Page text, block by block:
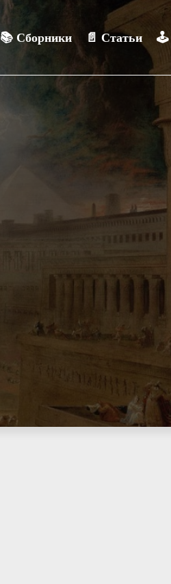
📚 Сборники 📄 Статьи 🕹️